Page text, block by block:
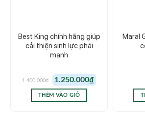
Best King chính hãng giúp
cải thiện sinh lực phái
mạnh
1.400.000₫
Giá
gốc
là:
1.400.000₫.
1.250.000₫ hiện
THÊM VÀO GIỎ
Maral